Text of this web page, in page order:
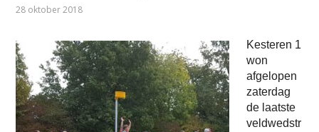
28 oktober 2018
Kesteren 1
won
afgelopen
zaterdag
de laatste
veldwedstr